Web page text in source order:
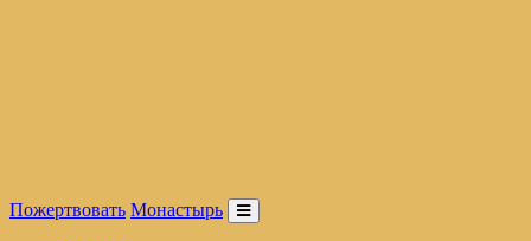
Пожертвовать Монастырь